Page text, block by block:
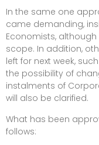
In the same one
came demanding,
Economists,
scope. In addition,
left for next week,
the possibility of
instalments of
will also be clarified.
What has been
follows: